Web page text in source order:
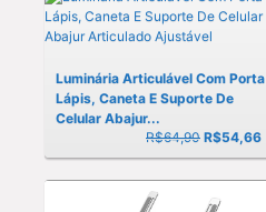
Luminária Articulável Com Porta
Lápis, Caneta E Suporte De
Celular Abajur...
R$64,90 R$54,66